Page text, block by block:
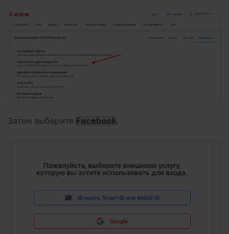
Затем выберите Facebook.